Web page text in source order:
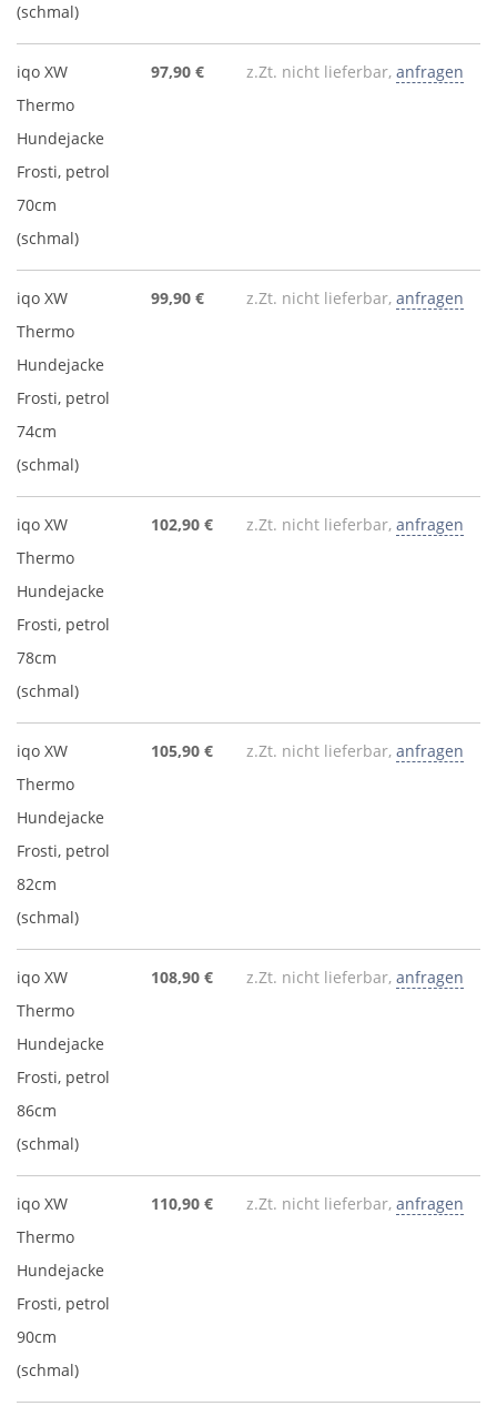
(schmal)
iqo XW
Thermo
Hundejacke
Frosti, petrol
70cm
(schmal)
97,90 € z.Zt. nicht lieferbar, anfragen
iqo XW
Thermo
Hundejacke
Frosti, petrol
74cm
(schmal)
99,90 € z.Zt. nicht lieferbar, anfragen
iqo XW
Thermo
Hundejacke
Frosti, petrol
78cm
(schmal)
102,90 € z.Zt. nicht lieferbar, anfragen
iqo XW
Thermo
Hundejacke
Frosti, petrol
82cm
(schmal)
105,90 € z.Zt. nicht lieferbar, anfragen
iqo XW
Thermo
Hundejacke
Frosti, petrol
86cm
(schmal)
108,90 € z.Zt. nicht lieferbar, anfragen
iqo XW
Thermo
Hundejacke
Frosti, petrol
90cm
(schmal)
110,90 € z.Zt. nicht lieferbar, anfragen